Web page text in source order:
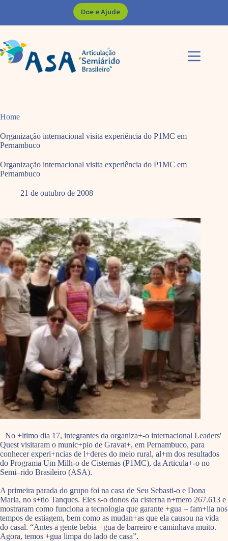
Doe e Ajude
Home
Organização internacional visita experiência do P1MC em
Pernambuco
Organização internacional visita experiência do P1MC em
Pernambuco
21 de outubro de 2008
No +ltimo dia 17, integrantes da organiza+-o internacional Leaders'
Quest visitaram o munic+pio de Gravat+, em Pernambuco, para
conhecer experi+ncias de l+deres do meio rural, al+m dos resultados
do Programa Um Milh-o de Cisternas (P1MC), da Articula+-o no
Semi–rido Brasileiro (ASA).
A primeira parada do grupo foi na casa de Seu Sebasti-o e Dona
Maria, no s+tio Tanques. Eles s-o donos da cisterna n+mero 267.613 e
mostraram como funciona a tecnologia que garante +gua – fam+lia nos
tempos de estiagem, bem como as mudan+as que ela causou na vida
do casal. “Antes a gente bebia +gua de barreiro e caminhava muito.
Agora, temos +gua limpa do lado de casa”.